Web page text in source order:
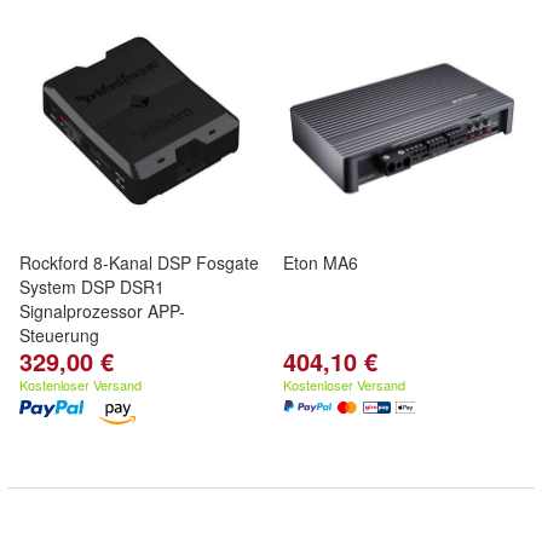
Rockford 8-Kanal DSP Fosgate
System DSP DSR1
Signalprozessor APP-
Steuerung
329,00 €
Kostenloser Versand
Eton MA6
404,10 €
Kostenloser Versand